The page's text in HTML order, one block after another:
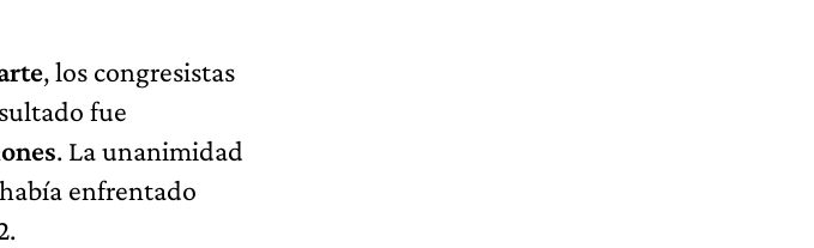
, los congresistas
fue
. La unanimidad
enfrentado